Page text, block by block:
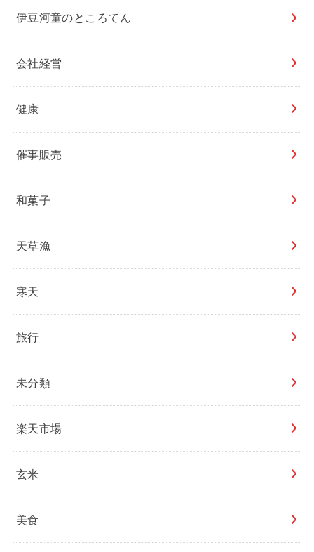
伊豆河童のところてん
会社経営
健康
催事販売
和菓子
天草漁
寒天
旅行
未分類
楽天市場
玄米
美食